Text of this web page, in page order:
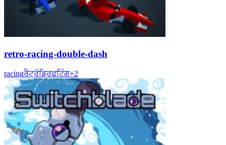
retro-racing-double-dash
racingਰੈਟ੍ਰੋਡ੍ਰਿਫਟਿੰਗ+2